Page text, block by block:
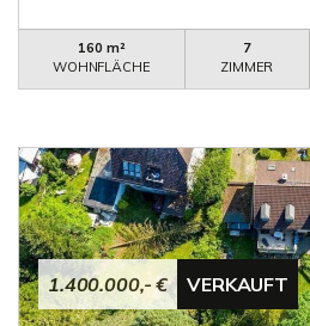
160 m²
WOHNFLÄCHE
7
ZIMMER
1.400.000,- € VERKAUFT